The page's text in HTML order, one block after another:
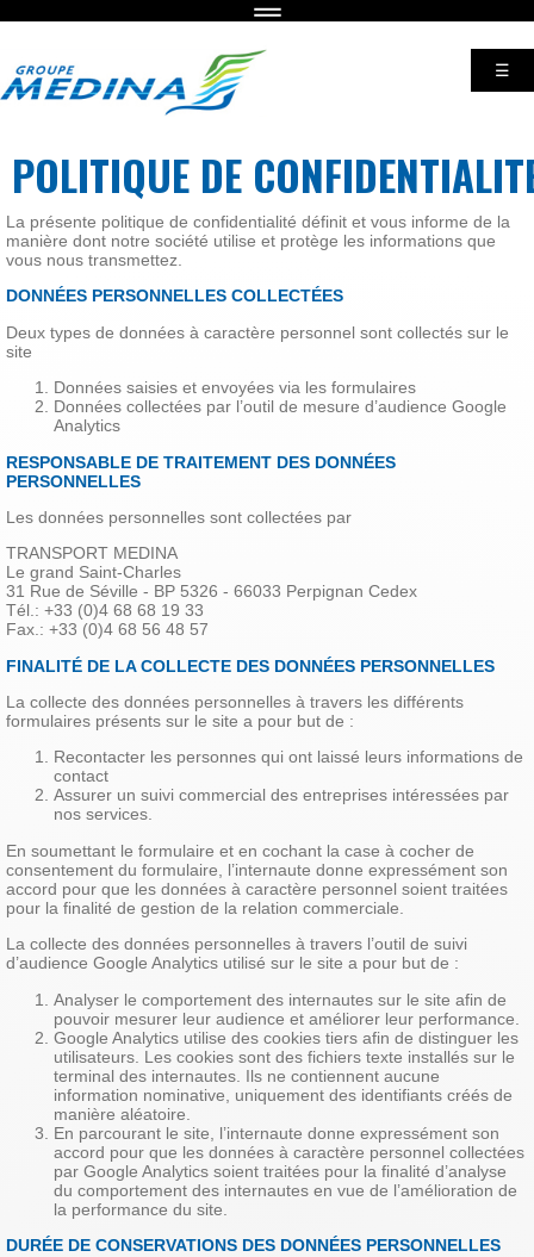
Formulaire de recherche
LE
GROUPE
MÉDINA
☰
POLITIQUE DE
La présente politique de confidentialité définit et vous informe de la
manière dont notre société utilise et protège les informations que
vous nous transmettez.
DONNÉES PERSONNELLES COLLECTÉES
Deux types de données à caractère personnel sont collectés sur le
site
Données saisies et envoyées via les formulaires
Données collectées par l’outil de mesure d’audience Google
Analytics
RESPONSABLE DE TRAITEMENT DES DONNÉES
PERSONNELLES
Les données personnelles sont collectées par
TRANSPORT MEDINA
Le grand Saint-Charles
31 Rue de Séville - BP 5326 - 66033 Perpignan Cedex
Tél.: +33 (0)4 68 68 19 33
Fax.: +33 (0)4 68 56 48 57
FINALITÉ DE LA COLLECTE DES DONNÉES PERSONNELLES
La collecte des données personnelles à travers les différents
formulaires présents sur le site a pour but de :
Recontacter les personnes qui ont laissé leurs informations de
contact
Assurer un suivi commercial des entreprises intéressées par
nos services.
En soumettant le formulaire et en cochant la case à cocher de
consentement du formulaire, l’internaute donne expressément son
accord pour que les données à caractère personnel soient traitées
pour la finalité de gestion de la relation commerciale.
La collecte des données personnelles à travers l’outil de suivi
d’audience Google Analytics utilisé sur le site a pour but de :
Analyser le comportement des internautes sur le site afin de
pouvoir mesurer leur audience et améliorer leur performance.
Google Analytics utilise des cookies tiers afin de distinguer les
utilisateurs. Les cookies sont des fichiers texte installés sur le
terminal des internautes. Ils ne contiennent aucune
information nominative, uniquement des identifiants créés de
manière aléatoire.
En parcourant le site, l’internaute donne expressément son
accord pour que les données à caractère personnel collectées
par Google Analytics soient traitées pour la finalité d’analyse
du comportement des internautes en vue de l’amélioration de
la performance du site.
DURÉE DE CONSERVATIONS DES DONNÉES PERSONNELLES